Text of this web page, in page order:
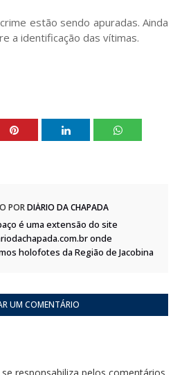
estão sendo apuradas. Ainda
a identificação das vítimas.
PORDIÁRIO DA CHAPADA
é uma extensão do site
onde
holofotes da Região de Jacobina
UM COMENTÁRIO